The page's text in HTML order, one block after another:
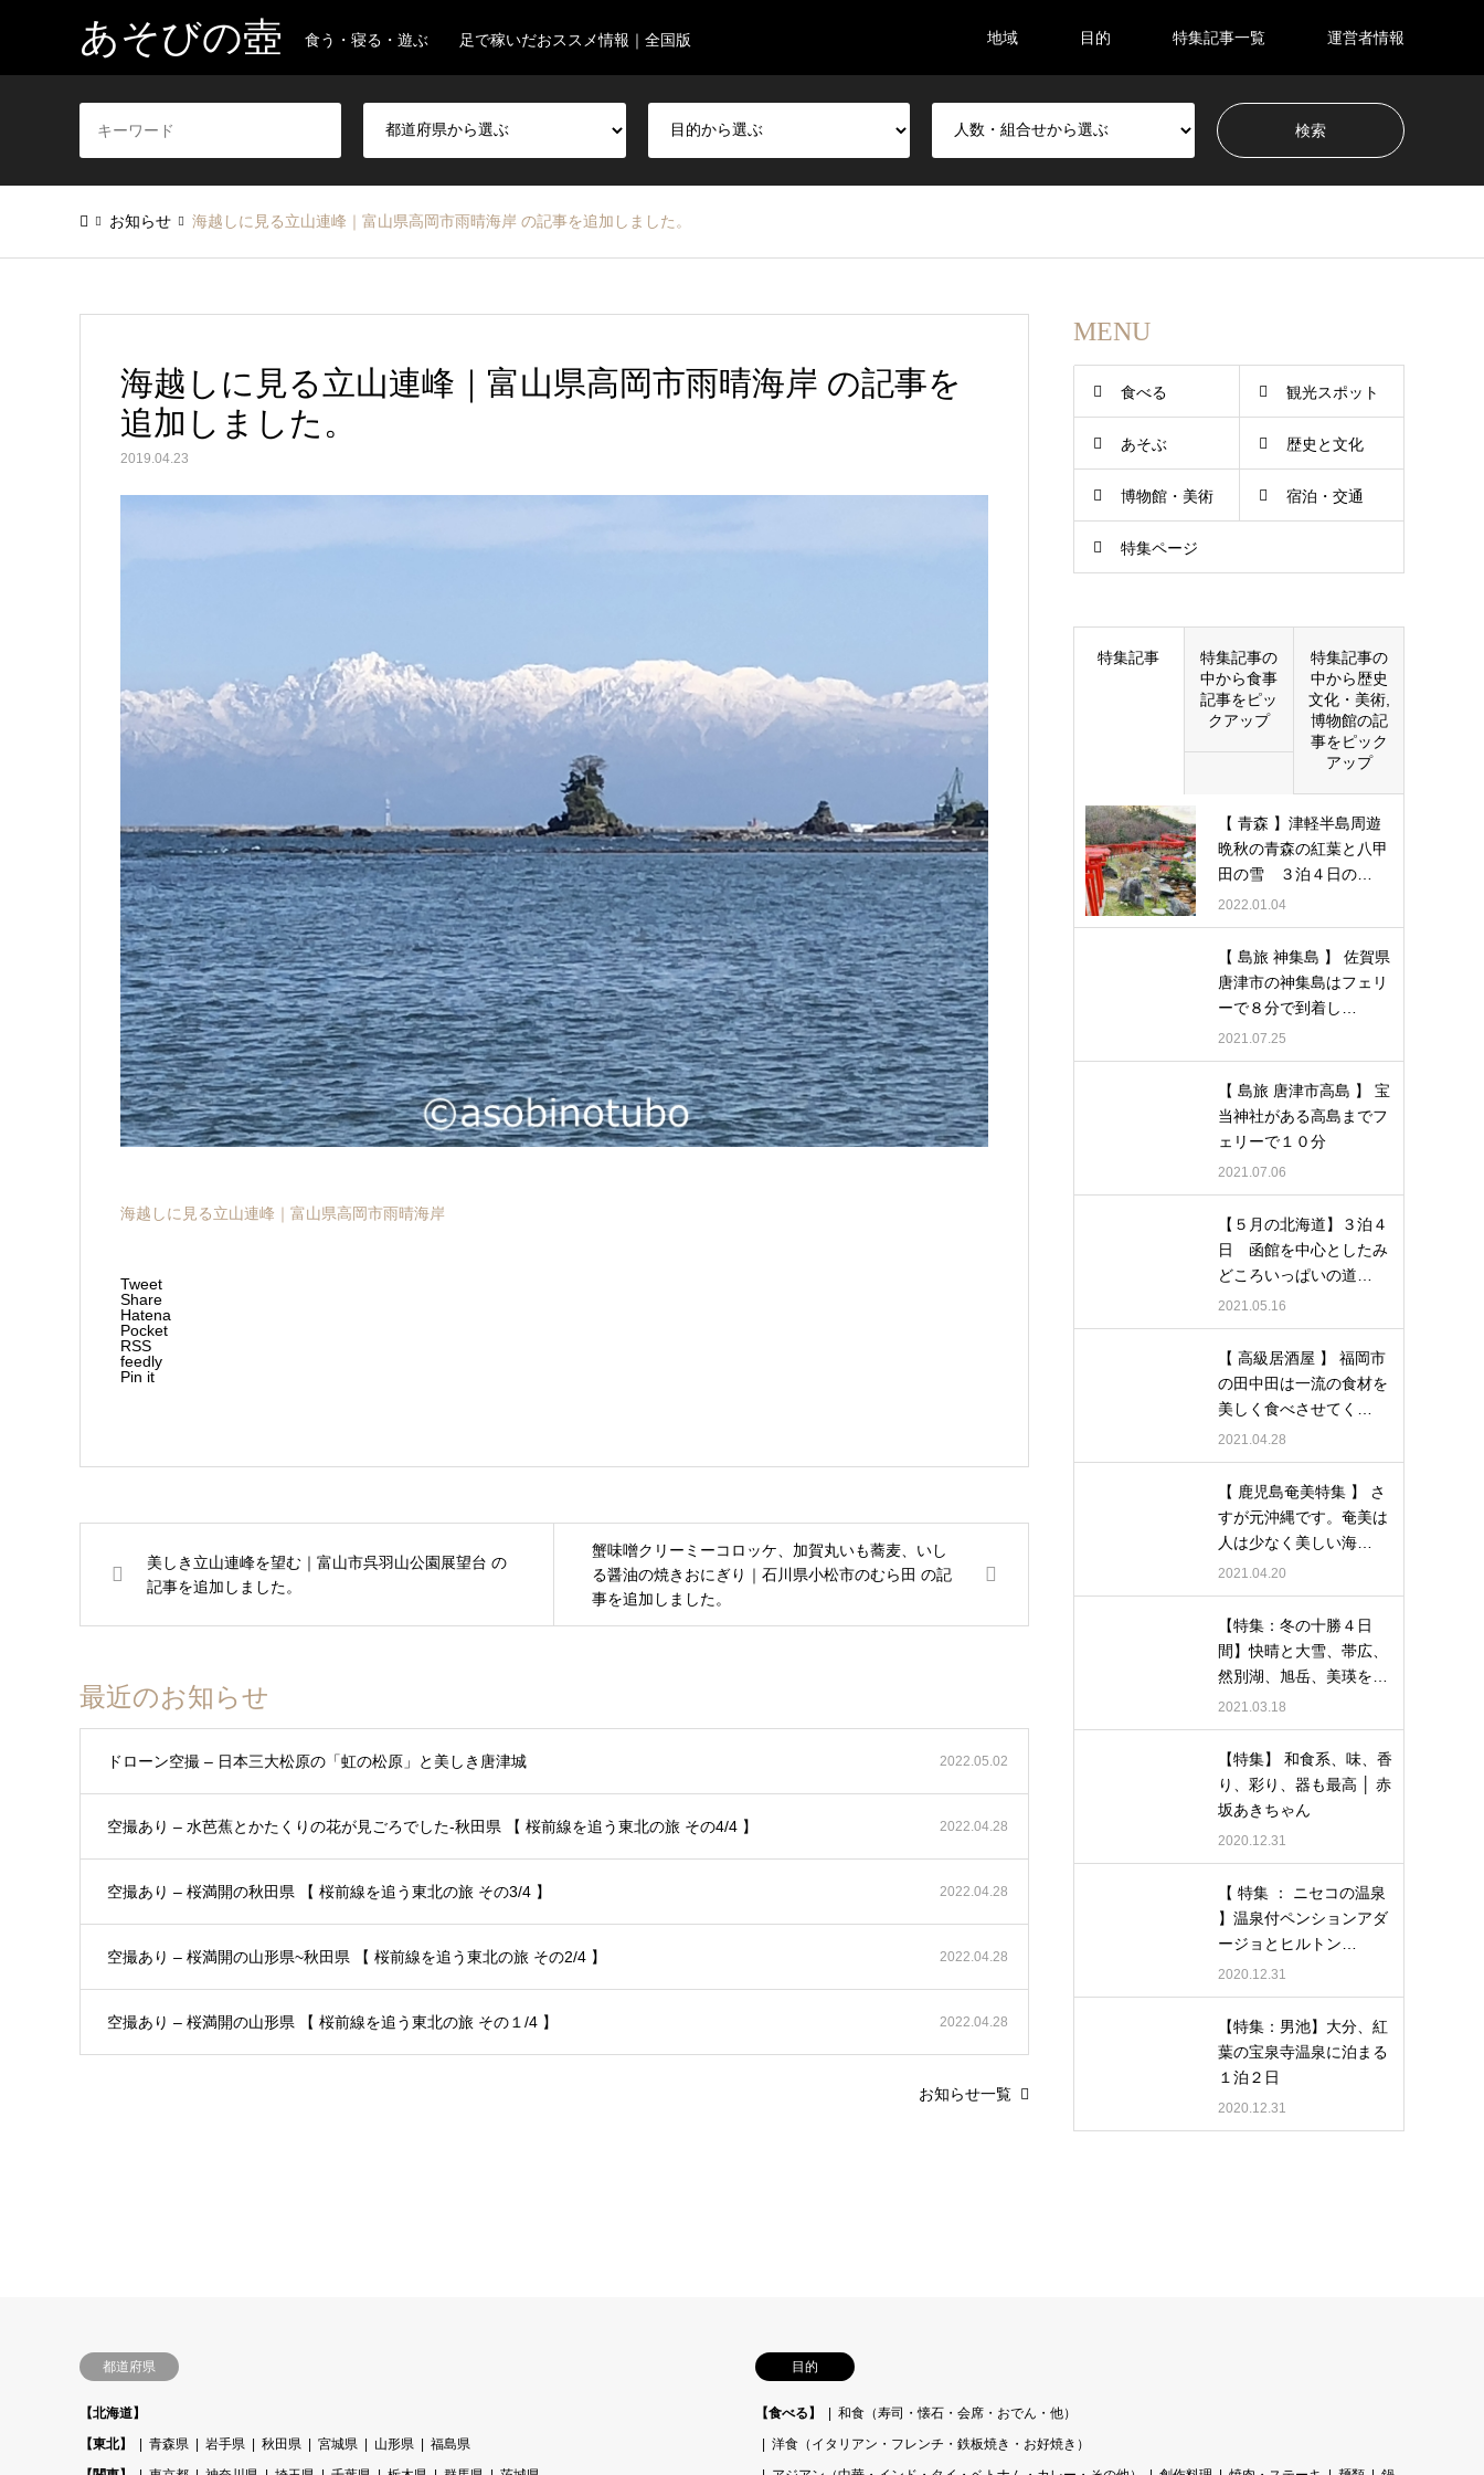
あそびの壺 食う・寝る・遊ぶ 足で稼いだおススメ情報｜全国版 地域 目的 特集記事一覧 運営者情報
お知らせ 海越しに見る立山連峰｜富山県高岡市雨晴海岸 の記事を追加しました。
海越しに見る立山連峰｜富山県高岡市雨晴海岸 の記事を
追加しました。
2019.04.23
海越しに見る立山連峰｜富山県高岡市雨晴海岸
Tweet
Share
Hatena
Pocket
RSS
feedly
Pin it
美しき立山連峰を望む｜富山市呉羽山公園展望台 の
記事を追加しました。
蟹味噌クリーミーコロッケ、加賀丸いも蕎麦、いし
る醤油の焼きおにぎり｜石川県小松市のむら田 の記
事を追加しました。
最近のお知らせ
ドローン空撮 – 日本三大松原の「虹の松原」と美しき唐津城 2022.05.02
空撮あり – 水芭蕉とかたくりの花が見ごろでした-秋田県 【 桜前線を追う東北の旅 その4/4 】 2022.04.28
空撮あり – 桜満開の秋田県 【 桜前線を追う東北の旅 その3/4 】 2022.04.28
空撮あり – 桜満開の山形県~秋田県 【 桜前線を追う東北の旅 その2/4 】 2022.04.28
空撮あり – 桜満開の山形県 【 桜前線を追う東北の旅 その１/4 】 2022.04.28
お知らせ一覧
MENU
食べる 観光スポット
あそぶ 歴史と文化
博物館・美術
館
宿泊・交通
特集ページ
特集記事
特集記事の
中から食事
記事をピッ
クアップ
特集記事の
中から歴史
文化・美術,
博物館の記
事をピック
アップ
【 青森 】津軽半島周遊
晩秋の青森の紅葉と八甲
田の雪 ３泊４日の…
2022.01.04
【 島旅 神集島 】 佐賀県
唐津市の神集島はフェリ
ーで８分で到着し…
2021.07.25
【 島旅 唐津市高島 】 宝
当神社がある高島までフ
ェリーで１０分
2021.07.06
【５月の北海道】３泊４
日 函館を中心としたみ
どころいっぱいの道…
2021.05.16
【 高級居酒屋 】 福岡市
の田中田は一流の食材を
美しく食べさせてく…
2021.04.28
【 鹿児島奄美特集 】 さ
すが元沖縄です。奄美は
人は少なく美しい海…
2021.04.20
【特集：冬の十勝４日
間】快晴と大雪、帯広、
然別湖、旭岳、美瑛を…
2021.03.18
【特集】 和食系、味、香
り、彩り、器も最高 │ 赤
坂あきちゃん
2020.12.31
【 特集 ： ニセコの温泉
】温泉付ペンションアダ
ージョとヒルトン…
2020.12.31
【特集：男池】大分、紅
葉の宝泉寺温泉に泊まる
１泊２日
2020.12.31
都道府県
【北海道】
【東北】
青森県 岩手県 秋田県 宮城県 山形県
福島県
目的
【食べる】
和食（寿司・懐石・会席・おでん・他）
洋食（イタリアン・フレンチ・鉄板焼き・お好焼き）